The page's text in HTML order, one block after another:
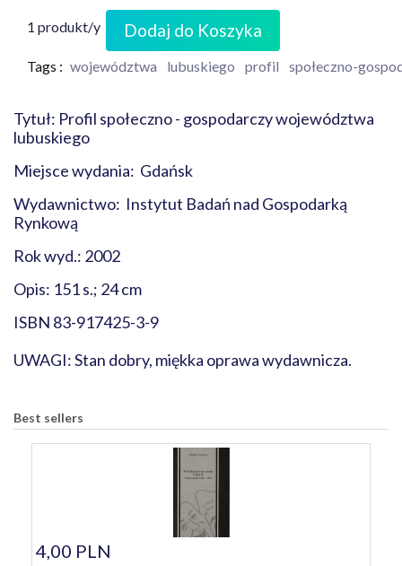
1 produkt/y Dodaj do Koszyka
Tags : województwa lubuskiego profil społeczno-
Tytuł: Profil społeczno - gospodarczy województwa
lubuskiego
Miejsce wydania: Gdańsk
Wydawnictwo: Instytut Badań nad Gospodarką
Rynkową
Rok wyd.: 2002
Opis: 151 s.; 24 cm
ISBN 83-917425-3-9
UWAGI: Stan dobry, miękka oprawa wydawnicza.
Best sellers
4,00 PLN